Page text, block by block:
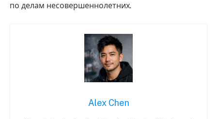
по делам несовершеннолетних.
Alex Chen